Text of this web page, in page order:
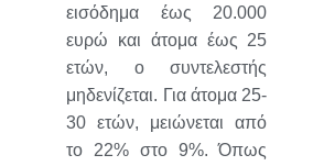
εισόδημα έως 20.000
ευρώ και άτομα έως 25
ετών, ο συντελεστής
μηδενίζεται. Για άτομα 25-
30 ετών, μειώνεται από
το 22% στο 9%. Όπως